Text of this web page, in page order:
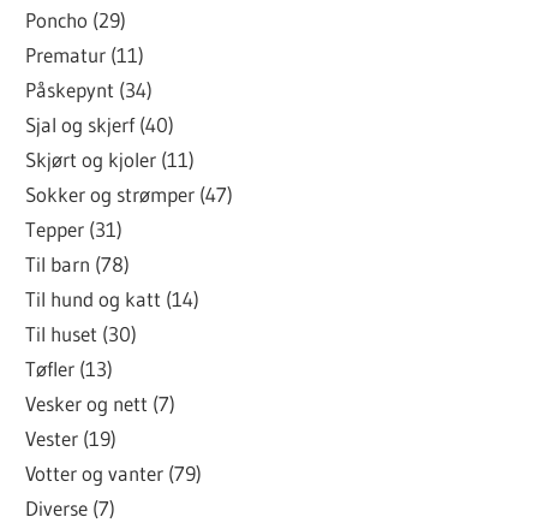
Poncho (29)
Prematur (11)
Påskepynt (34)
Sjal og skjerf (40)
Skjørt og kjoler (11)
Sokker og strømper (47)
Tepper (31)
Til barn (78)
Til hund og katt (14)
Til huset (30)
Tøfler (13)
Vesker og nett (7)
Vester (19)
Votter og vanter (79)
Diverse (7)